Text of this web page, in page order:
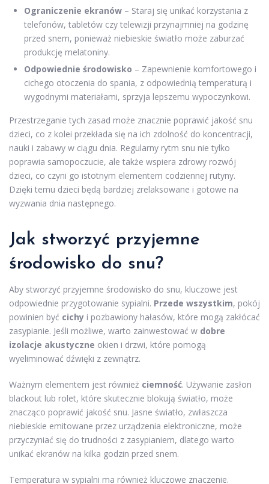
Ograniczenie ekranów – Staraj się unikać korzystania z
telefonów, tabletów czy telewizji przynajmniej na godzinę
przed snem, ponieważ niebieskie światło może zaburzać
produkcję melatoniny.
Odpowiednie środowisko – Zapewnienie komfortowego i
cichego otoczenia do spania, z odpowiednią temperaturą i
wygodnymi materiałami, sprzyja lepszemu wypoczynkowi.
Przestrzeganie tych zasad może znacznie poprawić jakość snu
dzieci, co z kolei przekłada się na ich zdolność do koncentracji,
nauki i zabawy w ciągu dnia. Regularny rytm snu nie tylko
poprawia samopoczucie, ale także wspiera zdrowy rozwój
dzieci, co czyni go istotnym elementem codziennej rutyny.
Dzięki temu dzieci będą bardziej zrelaksowane i gotowe na
wyzwania dnia następnego.
Jak stworzyć przyjemne
środowisko do snu?
Aby stworzyć przyjemne środowisko do snu, kluczowe jest
odpowiednie przygotowanie sypialni. Przede wszystkim, pokój
powinien być cichy i pozbawiony hałasów, które mogą zakłócać
zasypianie. Jeśli możliwe, warto zainwestować w dobre
izolacje akustyczne okien i drzwi, które pomogą
wyeliminować dźwięki z zewnątrz.
Ważnym elementem jest również ciemność. Używanie zasłon
blackout lub rolet, które skutecznie blokują światło, może
znacząco poprawić jakość snu. Jasne światło, zwłaszcza
niebieskie emitowane przez urządzenia elektroniczne, może
przyczyniać się do trudności z zasypianiem, dlatego warto
unikać ekranów na kilka godzin przed snem.
Temperatura w sypialni ma również kluczowe znaczenie.